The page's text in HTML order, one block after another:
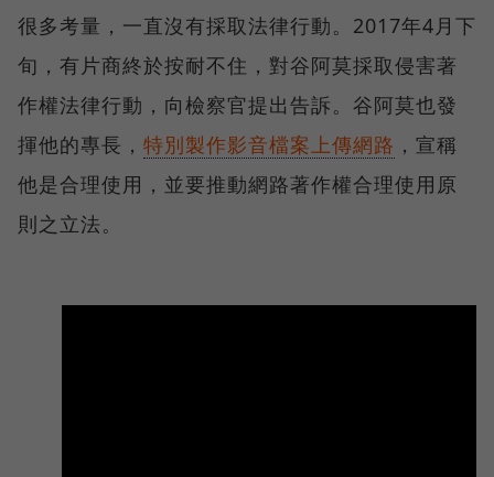
很多考量，一直沒有採取法律行動。2017年4月下
旬，有片商終於按耐不住，對谷阿莫採取侵害著
作權法律行動，向檢察官提出告訴。谷阿莫也發
揮他的專長， 特別製作影音檔案上傳網路 ，宣稱
他是合理使用，並要推動網路著作權合理使用原
則之立法。